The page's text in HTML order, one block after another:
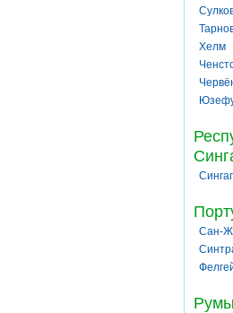
Хелм
Сан-